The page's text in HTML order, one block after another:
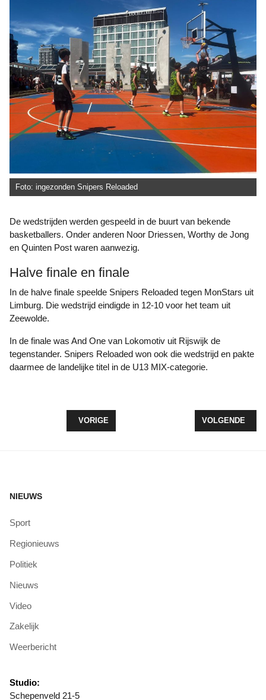
Foto: ingezonden Snipers Reloaded
De wedstrijden werden gespeeld in de buurt van bekende
basketballers. Onder anderen Noor Driessen, Worthy de Jong
en Quinten Post waren aanwezig.
Halve finale en finale
In de halve finale speelde Snipers Reloaded tegen MonStars uit
Limburg. Die wedstrijd eindigde in 12-10 voor het team uit
Zeewolde.
In de finale was And One van Lokomotiv uit Rijswijk de
tegenstander. Snipers Reloaded won ook die wedstrijd en pakte
daarmee de landelijke titel in de U13 MIX-categorie.
VORIG ARTIKEL: DRUKTE EN ENTHOUSIASME
VORIGE VOLGENDE
VOLGENDE
NIEUWS
Sport
Regionieuws
Politiek
Nieuws
Video
Zakelijk
Weerbericht
Studio:
Schepenveld 21-5